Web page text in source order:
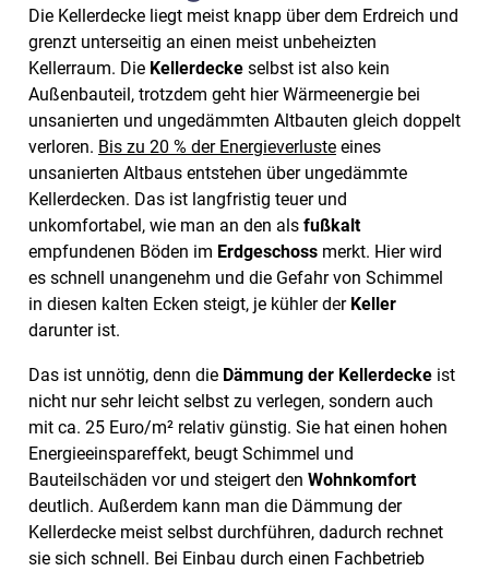
Die Kellerdecke liegt meist knapp über dem Erdreich und
grenzt unterseitig an einen meist unbeheizten
Kellerraum. Die Kellerdecke selbst ist also kein
Außenbauteil, trotzdem geht hier Wärmeenergie bei
unsanierten und ungedämmten Altbauten gleich doppelt
verloren. Bis zu 20 % der Energieverluste eines
unsanierten Altbaus entstehen über ungedämmte
Kellerdecken. Das ist langfristig teuer und
unkomfortabel, wie man an den als fußkalt
empfundenen Böden im Erdgeschoss merkt. Hier wird
es schnell unangenehm und die Gefahr von Schimmel
in diesen kalten Ecken steigt, je kühler der Keller
darunter ist.
Das ist unnötig, denn die Dämmung der Kellerdecke ist
nicht nur sehr leicht selbst zu verlegen, sondern auch
mit ca. 25 Euro/m² relativ günstig. Sie hat einen hohen
Energieeinspareffekt, beugt Schimmel und
Bauteilschäden vor und steigert den Wohnkomfort
deutlich. Außerdem kann man die Dämmung der
Kellerdecke meist selbst durchführen, dadurch rechnet
sie sich schnell. Bei Einbau durch einen Fachbetrieb